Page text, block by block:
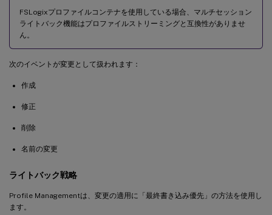
FSLogixプロファイルコンテナを使用している場合、マルチセッション
ライトバック機能はプロファイルストリーミングと互換性がありませ
ん。
次のイベントが変更として扱われます：
作成
修正
削除
名前の変更
ライトバック戦略
Profile Managementは、変更の適用に「最終書き込み優先」の方法を使用し
ます。